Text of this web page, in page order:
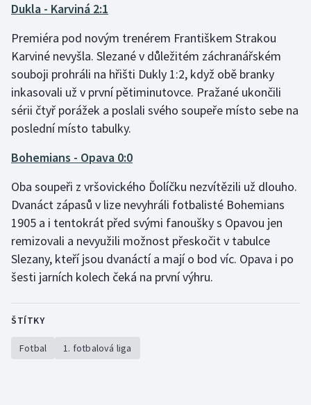
Dukla - Karviná 2:1
Premiéra pod novým trenérem Františkem Strakou
Karviné nevyšla. Slezané v důležitém záchranářském
souboji prohráli na hřišti Dukly 1:2, když obě branky
inkasovali už v první pětiminutovce. Pražané ukončili
sérii čtyř porážek a poslali svého soupeře místo sebe na
poslední místo tabulky.
Bohemians - Opava 0:0
Oba soupeři z vršovického Ďolíčku nezvítězili už dlouho.
Dvanáct zápasů v lize nevyhráli fotbalisté Bohemians
1905 a i tentokrát před svými fanoušky s Opavou jen
remizovali a nevyužili možnost přeskočit v tabulce
Slezany, kteří jsou dvanáctí a mají o bod víc. Opava i po
šesti jarních kolech čeká na první výhru.
ŠTÍTKY
Fotbal 1. fotbalová liga